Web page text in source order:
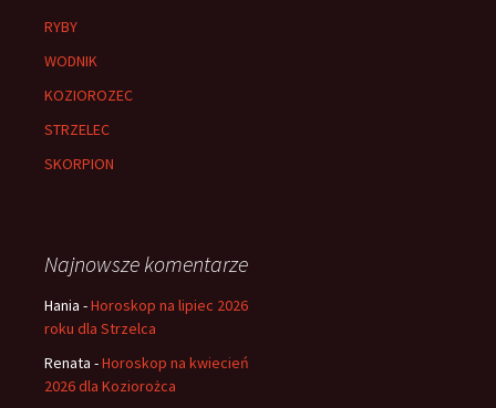
RYBY
WODNIK
KOZIOROZEC
STRZELEC
SKORPION
Najnowsze komentarze
Hania -Horoskop na lipiec 2026
roku dla Strzelca
Renata -Horoskop na kwiecień
2026 dla Koziorożca